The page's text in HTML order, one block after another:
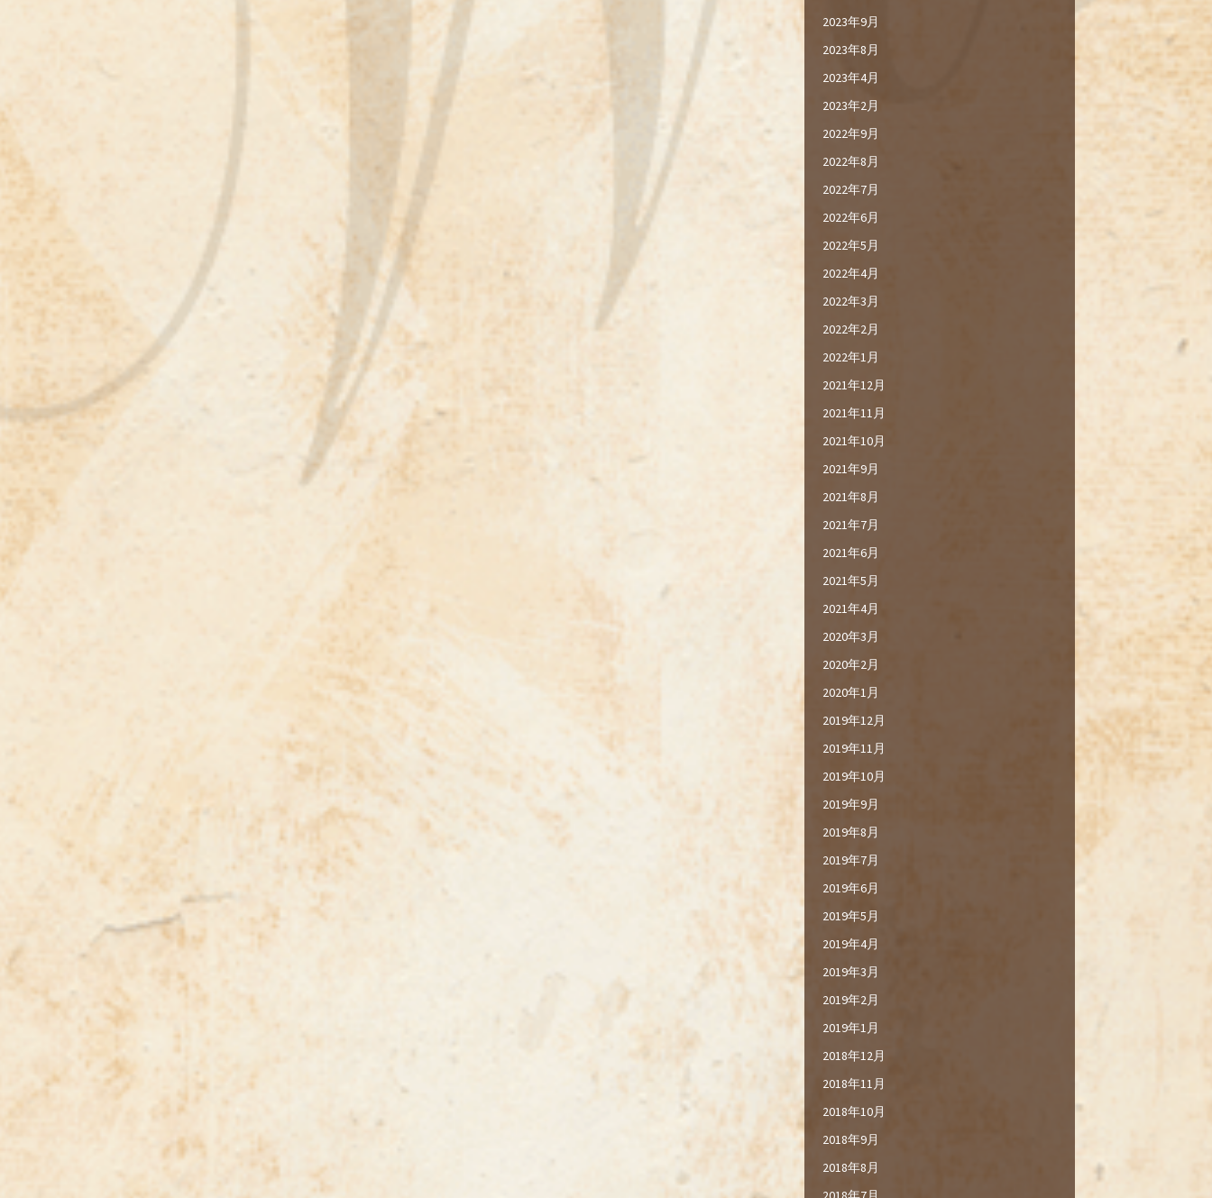
2023年9月
2023年8月
2023年4月
2023年2月
2022年9月
2022年8月
2022年7月
2022年6月
2022年5月
2022年4月
2022年3月
2022年2月
2022年1月
2021年12月
2021年11月
2021年10月
2021年9月
2021年8月
2021年7月
2021年6月
2021年5月
2021年4月
2020年3月
2020年2月
2020年1月
2019年12月
2019年11月
2019年10月
2019年9月
2019年8月
2019年7月
2019年6月
2019年5月
2019年4月
2019年3月
2019年2月
2019年1月
2018年12月
2018年11月
2018年10月
2018年9月
2018年8月